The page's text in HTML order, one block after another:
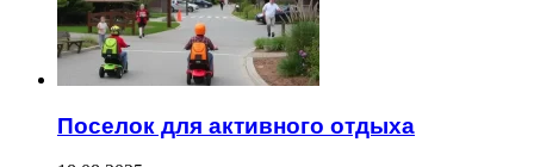
Поселок для активного отдыха